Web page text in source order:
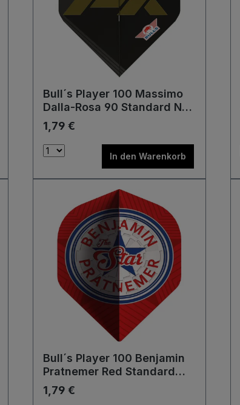
Bull´s Player 100 Massimo
Dalla-Rosa 90 Standard No2
Flights
1,79 €
In den Warenkorb
Bull´s Player 100 Benjamin
Pratnemer Red Standard
No2 Flights
1,79 €